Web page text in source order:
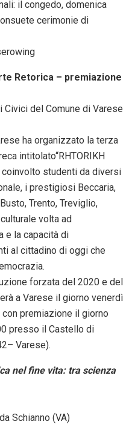
il congedo, domenica
cerimonie di
Retorica – premiazione
del Comune di Varese
ha organizzato la terza
intitolato“RHTORIKH
coinvolto studenti da diversi
i prestigiosi Beccaria,
Trento, Treviglio,
volta ad
e la capacità di
al cittadino di oggi che
forzata del 2020 e del
a Varese il giorno venerdì
premiazione il giorno
presso il Castello di
Varese).
nel fine vita: tra scienza
Schianno (VA)